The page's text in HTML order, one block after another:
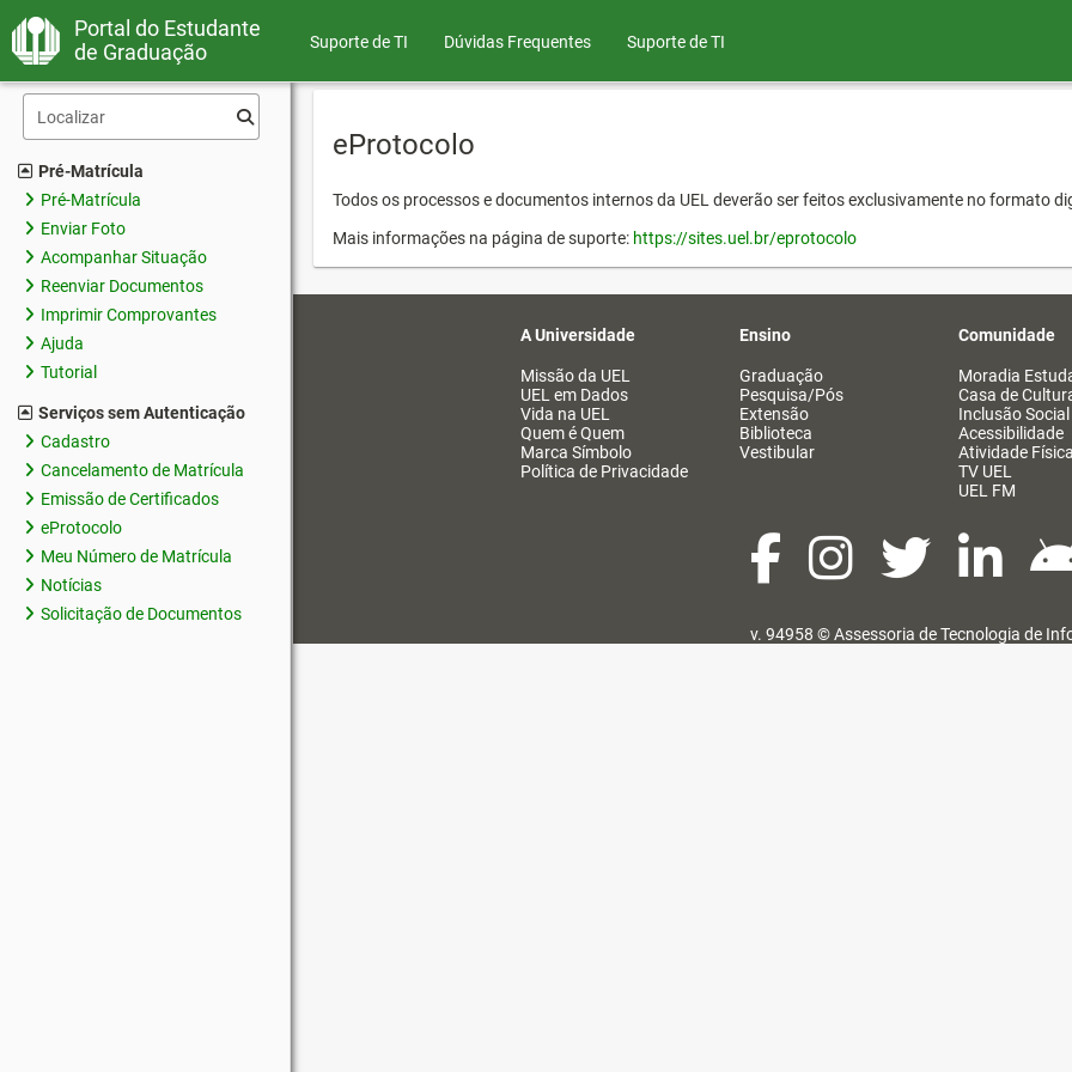
Portal do Estudante
de Graduação
Suporte de TI Dúvidas Frequentes Suporte de TI
Pré-Matrícula
Pré-Matrícula
Enviar Foto
Acompanhar Situação
Reenviar Documentos
Imprimir Comprovantes
Ajuda
Tutorial
Serviços sem Autenticação
Cadastro
Cancelamento de Matrícula
Emissão de Certificados
eProtocolo
Meu Número de Matrícula
Notícias
Solicitação de Documentos
eProtocolo
Todos os processos e documentos internos da UEL deverão ser feitos exclusivamente no formato
Mais informações na página de suporte: https://sites.uel.br/eprotocolo
A Universidade
Missão da UEL
UEL em Dados
Vida na UEL
Quem é Quem
Marca Símbolo
Política de Privacidade
Ensino
Graduação
Pesquisa/Pós
Extensão
Biblioteca
Vestibular
Comunidade
Moradia
Casa de
Inclusão Social
Acessibilidade
Atividade Física
TV UEL
UEL FM
v. 94958 ©Assessoria de Tecnologia de